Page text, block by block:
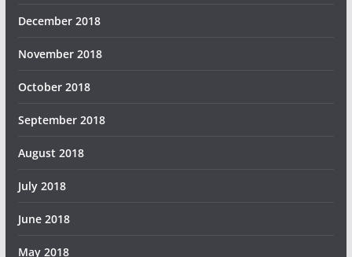
December 2018
November 2018
October 2018
September 2018
August 2018
July 2018
June 2018
May 2018